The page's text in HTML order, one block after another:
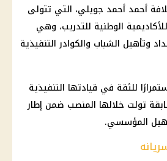
أحمد أحمد جويلي، التي تتولى
الوطنية للتدريب، وهي
وتأهيل الشباب والكوادر التنفيذية
للثقة في قيادتها التنفيذية
تولت خلالها المنصب ضمن إطار
المؤسسي.